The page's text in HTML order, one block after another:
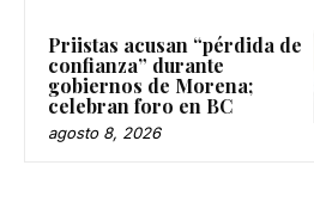
Priistas acusan “pérdida de
confianza” durante
gobiernos de Morena;
celebran foro en BC
agosto 8, 2026